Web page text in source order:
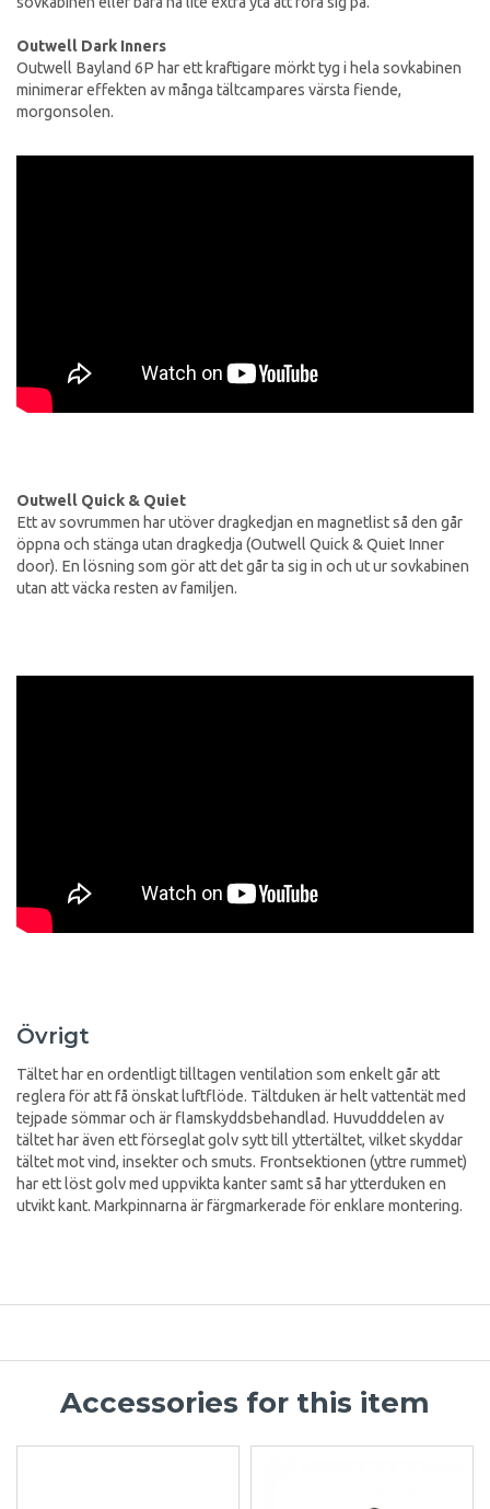
Outwell Dark Inners
Outwell Bayland 6P har ett kraftigare mörkt tyg i hela sovkabinen
minimerar effekten av många tältcampares värsta fiende,
morgonsolen.
Outwell Quick & Quiet
Ett av sovrummen har utöver dragkedjan en magnetlist så den går
öppna och stänga utan dragkedja (Outwell Quick & Quiet Inner
door). En lösning som gör att det går ta sig in och ut ur sovkabinen
utan att väcka resten av familjen.
Övrigt
Tältet har en ordentligt tilltagen ventilation som enkelt går att
reglera för att få önskat luftflöde. Tältduken är helt vattentät med
tejpade sömmar och är flamskyddsbehandlad. Huvudddelen av
tältet har även ett förseglat golv sytt till yttertältet, vilket skyddar
tältet mot vind, insekter och smuts. Frontsektionen (yttre rummet)
har ett löst golv med uppvikta kanter samt så har ytterduken en
utvikt kant. Markpinnarna är färgmarkerade för enklare montering.
Accessories for this item